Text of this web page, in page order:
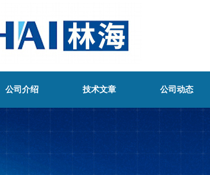
公司介绍 技术文章 公司动态